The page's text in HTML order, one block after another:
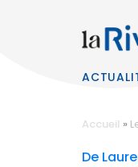
Accueil »
De